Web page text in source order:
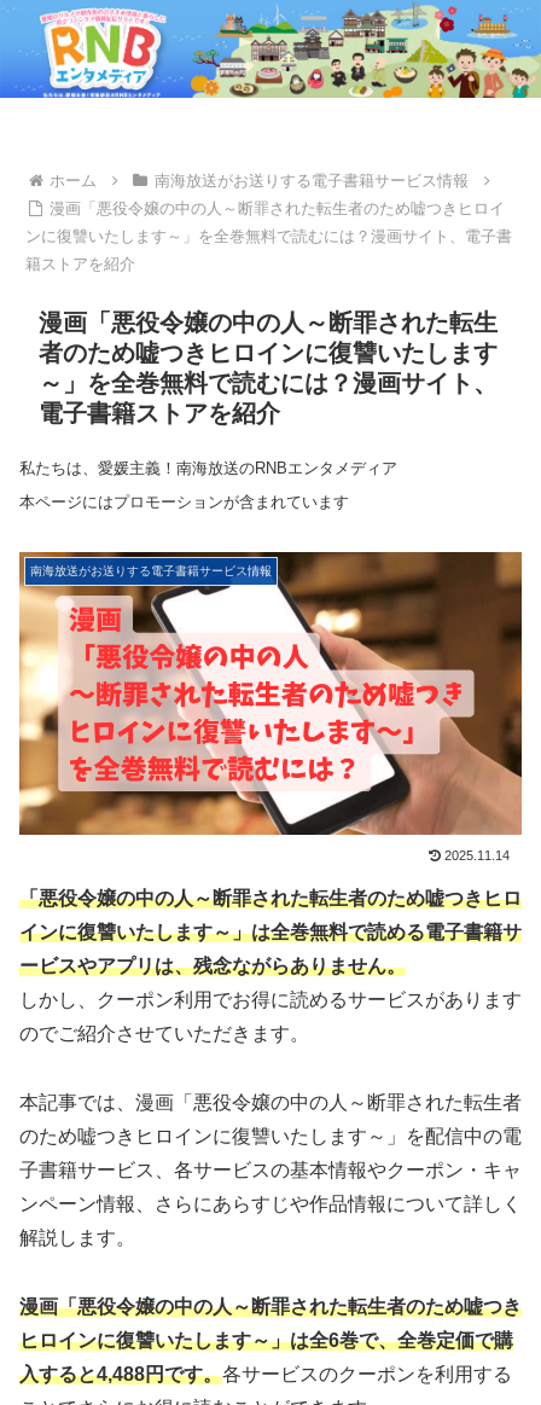
ホーム
南海放送がお送りする電子書籍サービス情報
漫画「悪役令嬢の中の人～断罪された転生者のため嘘つきヒロイ
ンに復讐いたします～」を全巻無料で読むには？漫画サイト、電子書
籍ストアを紹介
漫画「悪役令嬢の中の人～断罪された転生
者のため嘘つきヒロインに復讐いたします
～」を全巻無料で読むには？漫画サイト、
電子書籍ストアを紹介
私たちは、愛媛主義！南海放送のRNBエンタメディア
本ページにはプロモーションが含まれています
南海放送がお送りする電子書籍サービス情報
2025.11.14
「悪役令嬢の中の人～断罪された転生者のため嘘つきヒロ
インに復讐いたします～」は全巻無料で読める電子書籍サ
ービスやアプリは、残念ながらありません。
しかし、クーポン利用でお得に読めるサービスがあります
のでご紹介させていただきます。
本記事では、漫画「悪役令嬢の中の人～断罪された転生者
のため嘘つきヒロインに復讐いたします～」を配信中の電
子書籍サービス、各サービスの基本情報やクーポン・キャ
ンペーン情報、さらにあらすじや作品情報について詳しく
解説します。
漫画「悪役令嬢の中の人～断罪された転生者のため嘘つき
ヒロインに復讐いたします～」は全6巻で、全巻定価で購
入すると4,488円です。各サービスのクーポンを利用する